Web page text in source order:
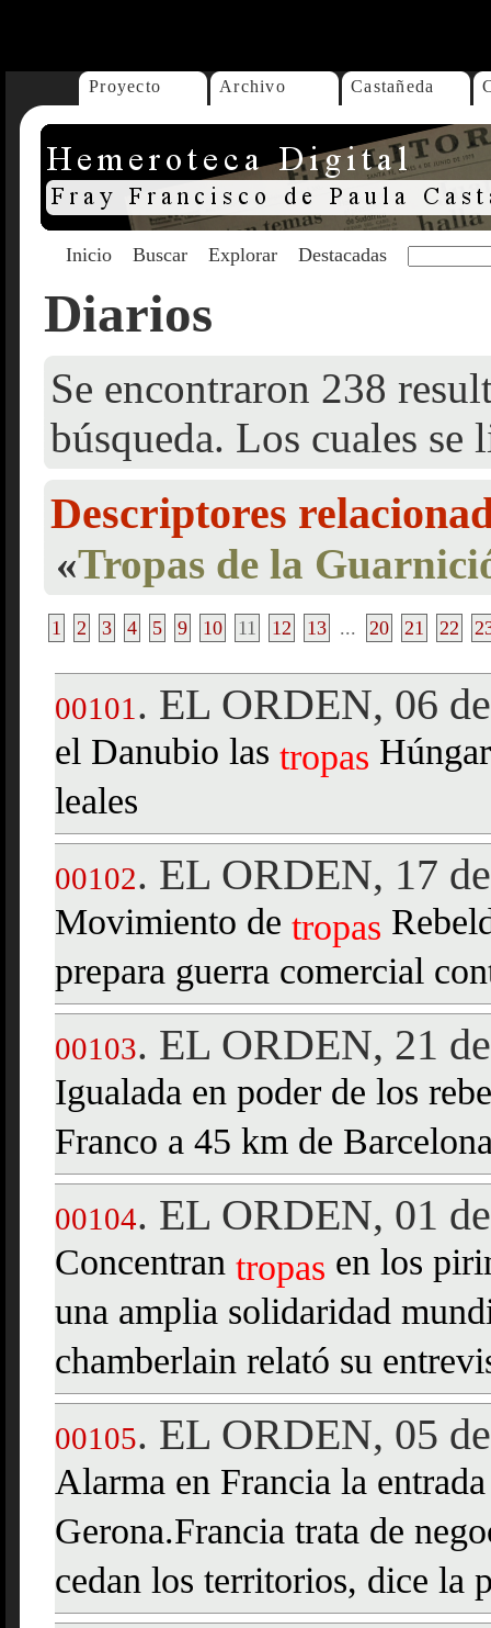
Proyecto Archivo Castañeda
Inicio Buscar Explorar Destacadas
Diarios
Se encontraron 238
búsqueda. Los cuales se
Descriptores
«Tropas de la
1 2 3 4 5 9 10 11 12 13 ... 20 21 22
00101 . EL ORDEN, 06
el Danubio las tropas
leales
00102. EL ORDEN, 17
Movimiento de tropas
prepara guerra comercial
00103. EL ORDEN, 21
Igualada en poder de los
Franco a 45 km de
00104. EL ORDEN, 01
Concentran tropas en los
una amplia solidaridad
chamberlain relató su
00105. EL ORDEN, 05
Alarma en Francia la
Gerona.Francia trata de
cedan los territorios, dice la